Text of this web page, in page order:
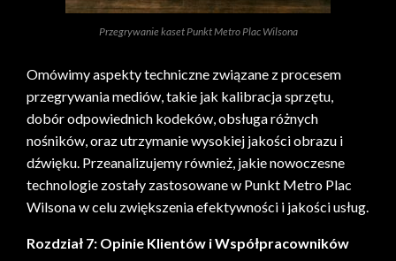
Przegrywanie kaset Punkt Metro Plac Wilsona
Omówimy aspekty techniczne związane z procesem
przegrywania mediów, takie jak kalibracja sprzętu,
dobór odpowiednich kodeków, obsługa różnych
nośników, oraz utrzymanie wysokiej jakości obrazu i
dźwięku. Przeanalizujemy również, jakie nowoczesne
technologie zostały zastosowane w Punkt Metro Plac
Wilsona w celu zwiększenia efektywności i jakości usług.
Rozdział 7: Opinie Klientów i Współpracowników